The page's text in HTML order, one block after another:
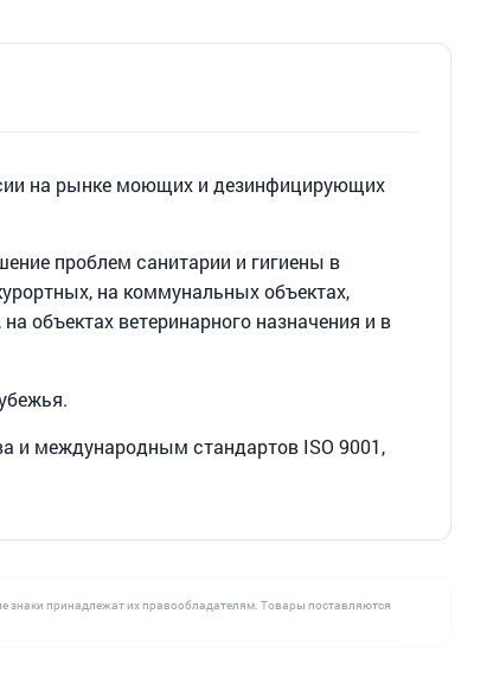
на рынке моющих и дезинфицирующих
проблем санитарии и гигиены в
на коммунальных объектах,
объектах ветеринарного назначения и в
и международным стандартов ISO 9001,
знаки принадлежат их правообладателям. Товары поставляются